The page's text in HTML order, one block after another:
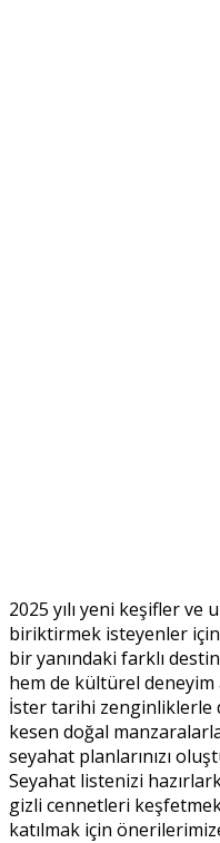
2025 yılı yeni keşifler ve
biriktirmek isteyenler
bir yanındaki farklı
hem de kültürel
İster tarihi
kesen doğal
seyahat planlarınızı
Seyahat listenizi
gizli cennetleri
katılmak için